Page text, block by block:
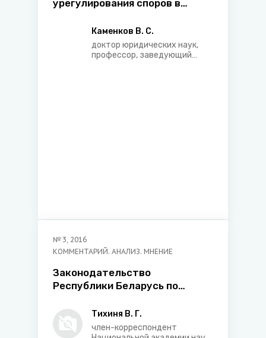
урегулирования споров в
Каменков В. С.
доктор юридических наук,
профессор, заведующий
№ 3, 2016
КОММЕНТАРИЙ. АНАЛИЗ. МНЕНИЕ
Законодательство
Республики Беларусь по
миграции нуждается в
совершенствовании: проблемы
Тихиня В. Г.
член-корреспондент